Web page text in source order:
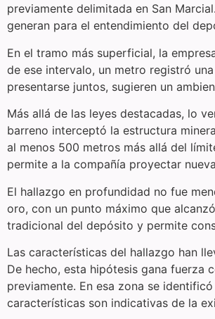
previamente delimitada en San
generan para el entendimiento del
En el tramo más superficial, la
de ese intervalo, un metro registró
presentarse juntos, sugieren un
Más allá de las leyes destacadas, lo
barreno interceptó la estructura
al menos 500 metros más allá del
permite a la compañía proyectar
El hallazgo en profundidad no fue
oro, con un punto máximo que
tradicional del depósito y permite
Las características del hallazgo han
De hecho, esta hipótesis gana fuerza
previamente. En esa zona se
características son indicativas de la